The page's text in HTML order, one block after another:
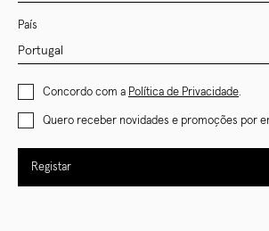
País
Concordo com a Política de Privacidade.
Quero receber novidades e promoções por
Registar